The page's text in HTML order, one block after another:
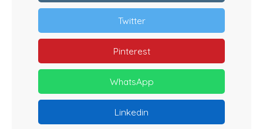
Twitter
Pinterest
WhatsApp
Linkedin